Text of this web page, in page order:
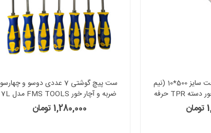
پیچ گوشتی دوسو تخت سایز 500*10 (نیم
متری) ضربه و آچار خور دسته TPR حرفه
ست پیچ گوشتی 7 عددی دوسو و چهارسو
ضربه و آچار خور FMS TOOLS مدل 7L
تایوان
1,280,000 تومان